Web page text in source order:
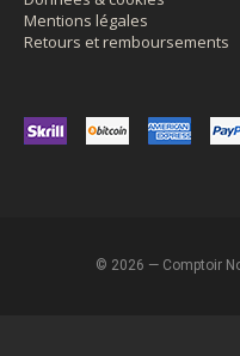
Mentions légales
Retours et remboursements
© 2026 — Comptoir